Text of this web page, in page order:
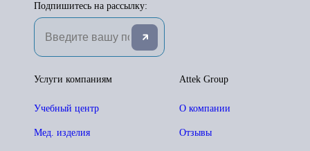
Подпишитесь на рассылку:
Attek Group
О компании
Отзывы
Услуги компаниям
Учебный центр
Мед. изделия